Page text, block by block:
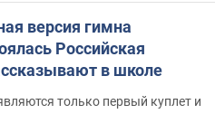
версия гимна
Российская
в школе
только первый куплет и